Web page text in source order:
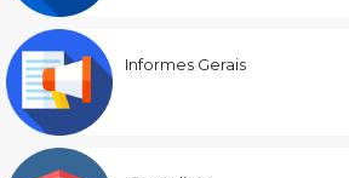
Informes Gerais